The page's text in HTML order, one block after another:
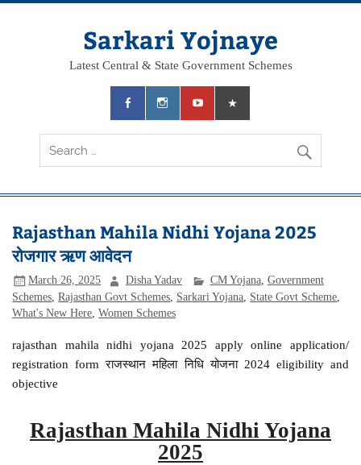
Skip
Sarkari Yojnaye
Latest Central & State Government Schemes
Rajasthan Mahila Nidhi Yojana 2025
रोजगार ऋण आवेदन
March 26, 2025 Disha Yadav CM Yojana, Government
Schemes ,Rajasthan Govt Schemes Sarkari Yojana State Govt Scheme
What's New Here ,Women Schemes
rajasthan mahila nidhi yojana 2025 apply online application/
registration form राजस्थान महिला निधि योजना 2024 eligibility and
objective
Rajasthan Mahila Nidhi Yojana
2025